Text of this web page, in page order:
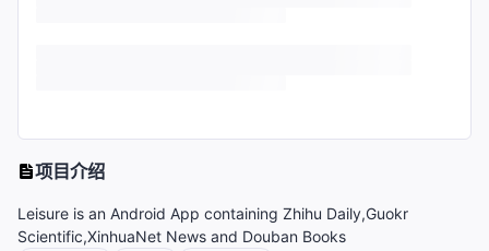
项目介绍
Leisure is an Android App containing Zhihu Daily,Guokr
Scientific,XinhuaNet News and Douban Books